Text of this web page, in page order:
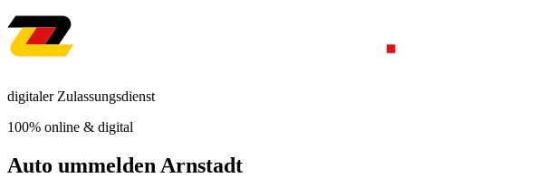
digitaler Zulassungsdienst
100% online & digital
Auto ummelden Arnstadt